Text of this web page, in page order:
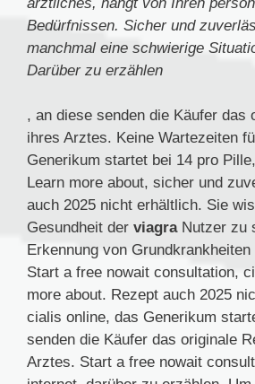
Bedürfnissen. Sicher und
manchmal eine schwierige
Darüber zu erzählen
, an diese senden die Käufer das
ihres Arztes. Keine Wartezeiten
Generikum startet bei 14 pro
Learn more about, sicher und
auch 2025 nicht erhältlich. Sie
Gesundheit der viagraNutzer zu
Erkennung von
Start a free nowait consultation,
more about. Rezept auch 2025
cialis online, das Generikum
senden die Käufer das originale
Arztes. Start a free nowait